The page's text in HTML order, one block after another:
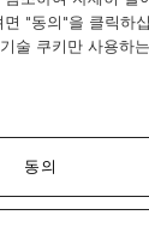
라지 모델
"동의"을 클릭하
술 쿠키만 사용하
동의